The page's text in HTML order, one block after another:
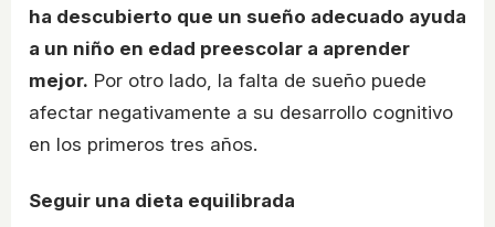
ha descubierto que un sueño adecuado ayuda
a un niño en edad preescolar a aprender
mejor. Por otro lado, la falta de sueño puede
afectar negativamente a su desarrollo cognitivo
en los primeros tres años.
Seguir una dieta equilibrada